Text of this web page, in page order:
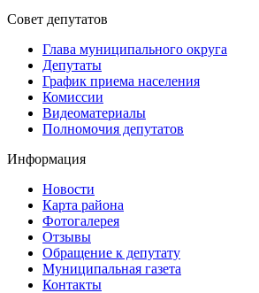
Совет депутатов
Глава муниципального округа
Депутаты
График приема населения
Комиссии
Видеоматериалы
Полномочия депутатов
Информация
Новости
Карта района
Фотогалерея
Отзывы
Обращение к депутату
Муниципальная газета
Контакты